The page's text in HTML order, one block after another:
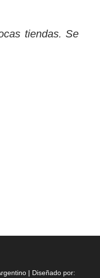
tiendas. Se
| Diseñado por: